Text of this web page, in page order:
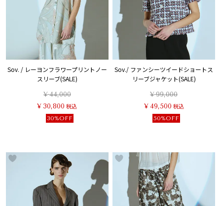
Sov. / レーヨンフラワープリントノー
スリーブ(SALE)
¥44,000
¥ 30,800 税込
30%OFF
Sov./ ファンシーツイードショートス
リーブジャケット(SALE)
¥99,000
¥ 49,500 税込
50%OFF